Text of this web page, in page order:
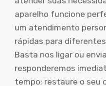
aparelho funcione
um atendimento
rápidas para
Basta nos ligar ou
responderemos
tempo; restaure o seu